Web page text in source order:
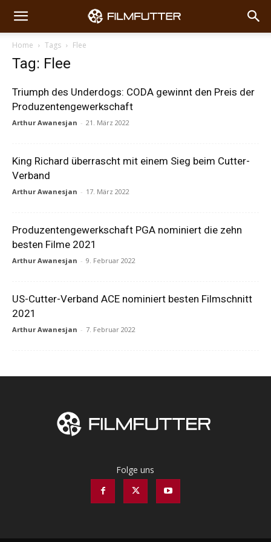
Home Tags Flee
Tag: Flee
Triumph des Underdogs: CODA gewinnt den Preis der
Produzentengewerkschaft
Arthur Awanesjan - 21. März 2022
King Richard überrascht mit einem Sieg beim Cutter-
Verband
Arthur Awanesjan - 17. März 2022
Produzentengewerkschaft PGA nominiert die zehn
besten Filme 2021
Arthur Awanesjan - 9. Februar 2022
US-Cutter-Verband ACE nominiert besten Filmschnitt
2021
Arthur Awanesjan - 7. Februar 2022
Folge uns